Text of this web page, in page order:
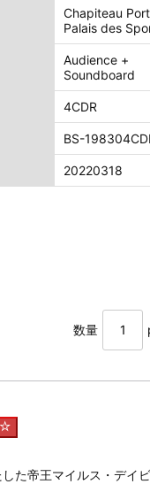
！
完全収録！
完全収録！
完全収録！
！
Chapiteau
Palais des
Audience +
Soundboard
4CDR
BS-
20220318
数量
た帝王マイルス・デイ